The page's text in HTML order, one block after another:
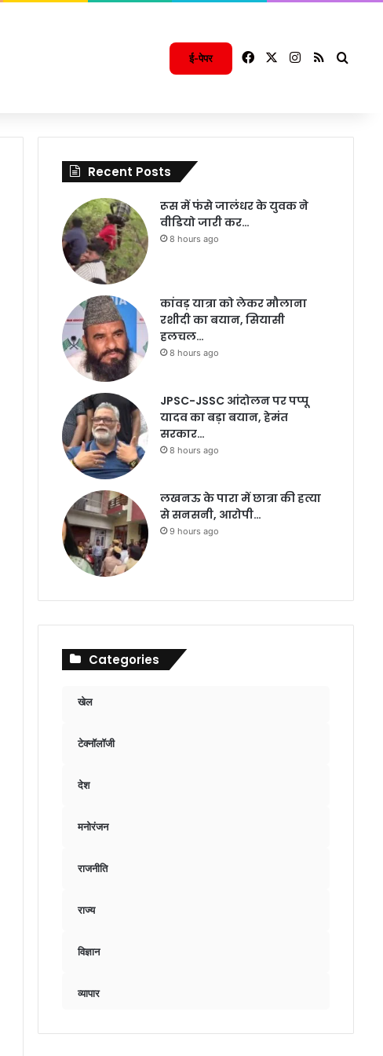
ई-पेपर FacebookInstagram
RSS
Recent Posts
रूस में फंसे जालंधर के युवक ने
वीडियो जारी कर…
8 hours ago
कांवड़ यात्रा को लेकर मौलाना
रशीदी का बयान, सियासी
हलचल…
8 hours ago
JPSC-JSSC आंदोलन पर पप्पू
यादव का बड़ा बयान, हेमंत
सरकार…
8 hours ago
लखनऊ के पारा में छात्रा की हत्या
से सनसनी, आरोपी…
9 hours ago
Categories
खेल
टेक्नॉलॉजी
देश
मनोरंजन
राजनीति
राज्य
विज्ञान
व्यापार